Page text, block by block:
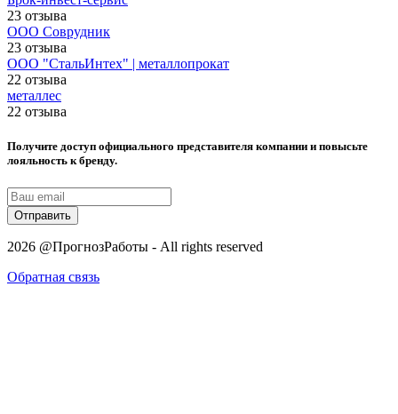
23 отзыва
ООО Соврудник
23 отзыва
ООО "СтальИнтех" | металлопрокат
22 отзыва
металлес
22 отзыва
Получите доступ официального представителя компании и повысьте
лояльность к бренду.
Отправить
2026 @ПрогнозРаботы - All rights reserved
Обратная связь